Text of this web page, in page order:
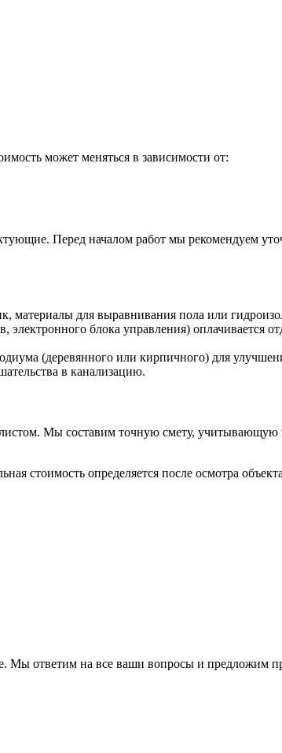
может меняться в зависимости от:
Перед началом работ мы рекомендуем
материалы для выравнивания пола или
электронного блока управления) оплачивается
(деревянного или кирпичного) для
в канализацию.
Мы составим точную смету, учитывающую
стоимость определяется после осмотра
Мы ответим на все ваши вопросы и предложим